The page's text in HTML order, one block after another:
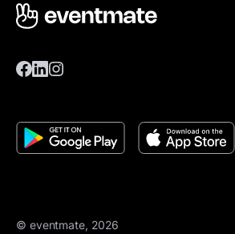
© eventmate, 2026